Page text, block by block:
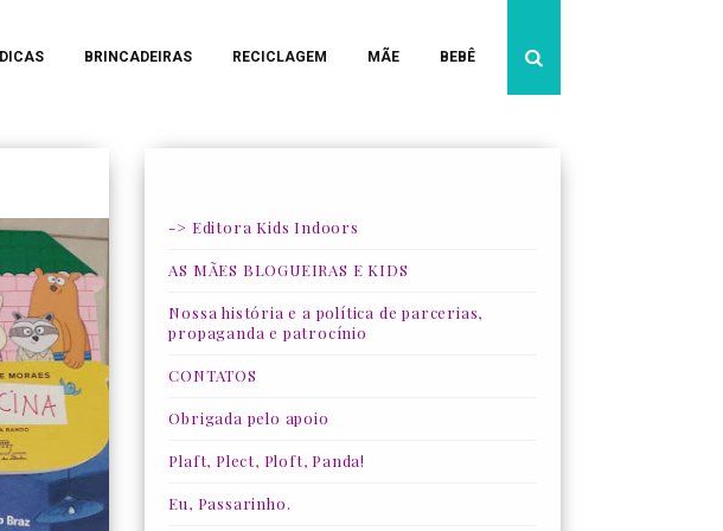
DICAS BRINCADEIRAS RECICLAGEM MÃE BEBÊ
-> Editora Kids Indoors
AS MÃES BLOGUEIRAS E KIDS
Nossa história e a política de parcerias,
propaganda e patrocínio
CONTATOS
Obrigada pelo apoio
Plaft, Plect, Ploft, Panda!
Eu, Passarinho.